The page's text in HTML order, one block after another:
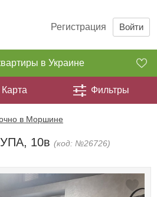
Регистрация Войти
в Украине
Карта Фильтры
в Моршине
10в (код: №26726)